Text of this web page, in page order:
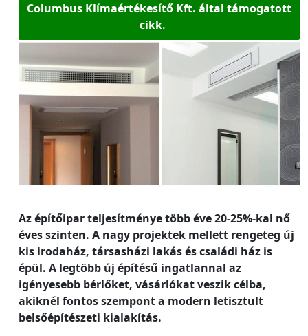
Columbus Klímaértékesítő Kft. által támogatott
cikk.
Az építőipar teljesítménye több éve 20-25%-kal nő
éves szinten. A nagy projektek mellett rengeteg új
kis irodaház, társasházi lakás és családi ház is
épül. A legtöbb új építésű ingatlannal az
igényesebb bérlőket, vásárlókat veszik célba,
akiknél fontos szempont a modern letisztult
belsőépítészeti kialakítás.